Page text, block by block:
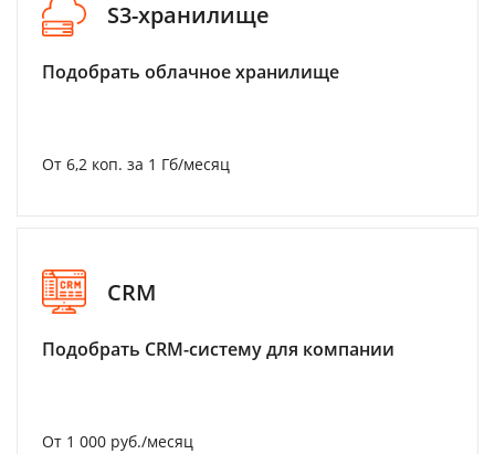
S3-хранилище
Подобрать облачное хранилище
От 6,2 коп. за 1 Гб/месяц
CRM
Подобрать CRM-систему для компании
От 1 000 руб./месяц